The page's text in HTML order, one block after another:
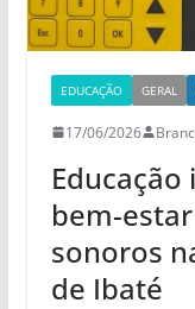
EDUCAÇÃO GERAL
17/06/2026
bem-
sonoros
de Ibaté